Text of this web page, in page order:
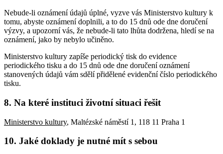
Nebude-li oznámení údajů úplné, vyzve vás Ministerstvo kultury k
tomu, abyste oznámení doplnili, a to do 15 dnů ode dne doručení
výzvy, a upozorní vás, že nebude-li tato lhůta dodržena, hledí se na
oznámení, jako by nebylo učiněno.
Ministerstvo kultury zapíše periodický tisk do evidence
periodického tisku a do 15 dnů ode dne doručení oznámení
stanovených údajů vám sdělí přidělené evidenční číslo periodického
tisku.
8. Na které instituci životní situaci řešit
Ministerstvo kultury, Maltézské náměstí 1, 118 11 Praha 1
10. Jaké doklady je nutné mít s sebou